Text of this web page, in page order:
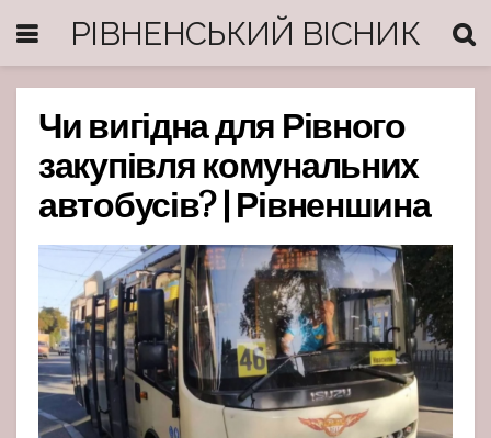
РІВНЕНСЬКИЙ ВІСНИК
Чи вигідна для Рівного
закупівля комунальних
автобусів? | Рівненшина